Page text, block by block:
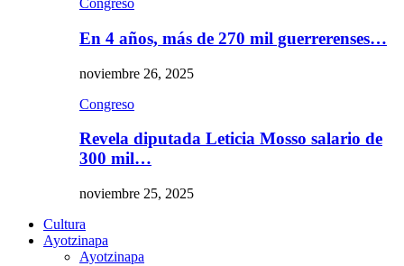
Congreso
En 4 años, más de 270 mil guerrerenses…
noviembre 26, 2025
Congreso
Revela diputada Leticia Mosso salario de
300 mil…
noviembre 25, 2025
Cultura
Ayotzinapa
Ayotzinapa